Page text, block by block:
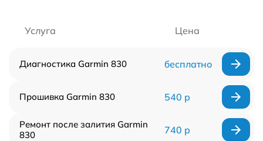
Услуга Цена
Диагностика Garmin 830 бесплатно
Прошивка Garmin 830 540 р
Ремонт после залития Garmin
830
740 р